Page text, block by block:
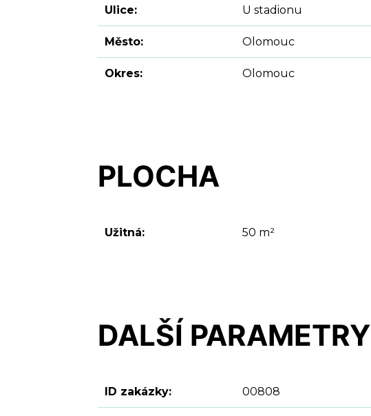
Ulice: U stadionu
Město: Olomouc
Okres: Olomouc
PLOCHA
Užitná: 50 m²
DALŠÍ PARAMETRY
ID zakázky: 00808